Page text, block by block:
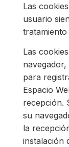
Las
usuario
Las
para
Espacio
recepción.
su
la
instalación